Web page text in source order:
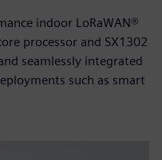
indoor LoRaWAN®
processor and SX1302
seamlessly integrated
such as smart